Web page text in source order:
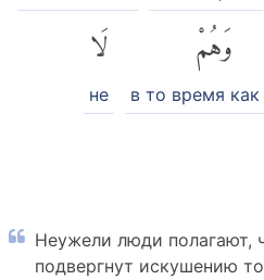
وَهُمْ
в то время как
لَا
не
Неужели люди полагают,
подвергнут искушению